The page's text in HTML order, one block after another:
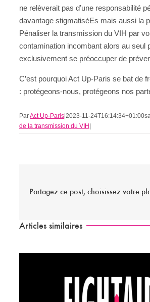
ne relèverait pas d’une responsabilité
davantage stigmatiséEs mais aussi la
Pénaliser la transmission du VIH par
contamination incombant alors au seul
exclusivement se préoccuper de
C’est pourquoi Act Up-Paris se bat de
: protégeons-nous, protégeons nos
ParAct Up-Paris|2023-11-24T16:14:34+01:00
de la transmission du VIH|
Partagez ce post, choisissez votre
Articles similaires